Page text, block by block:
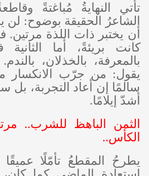
تأتي النهايةُ مُباغتةً
الشاعرُ الحقيقة بوضوح: لن
أن يختبر ذات اللذة مرتين.
كانت بريئةً، أما
بالمعرفة، بالخذلان،
يقول: من جرّب الانكسار
سالمًا إن أعاد التجربة،
أشدّ إيلامًا.
الثمن الباهظ للشرب..
الكأس..
يطرحُ المقطعُ تأمّلًا